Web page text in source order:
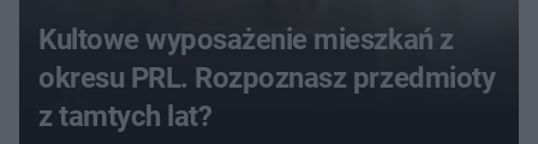
Kultowe wyposażenie mieszkań z
okresu PRL. Rozpoznasz przedmioty
z tamtych lat?